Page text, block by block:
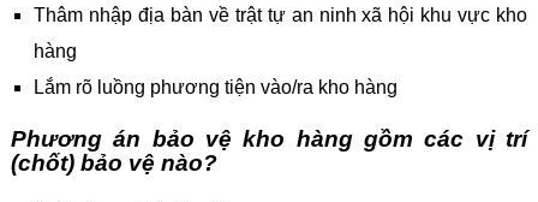
Thâm nhập địa bàn về trật tự an ninh xã hội khu vực kho
hàng
Lắm rõ luồng phương tiện vào/ra kho hàng
Phương án bảo vệ kho hàng gồm các vị trí
(chốt) bảo vệ nào?